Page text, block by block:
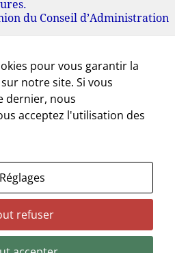
du Conseil d’Administration
pour vous garantir la
notre site. Si vous
dernier, nous
acceptez l'utilisation des
Réglages
refuser